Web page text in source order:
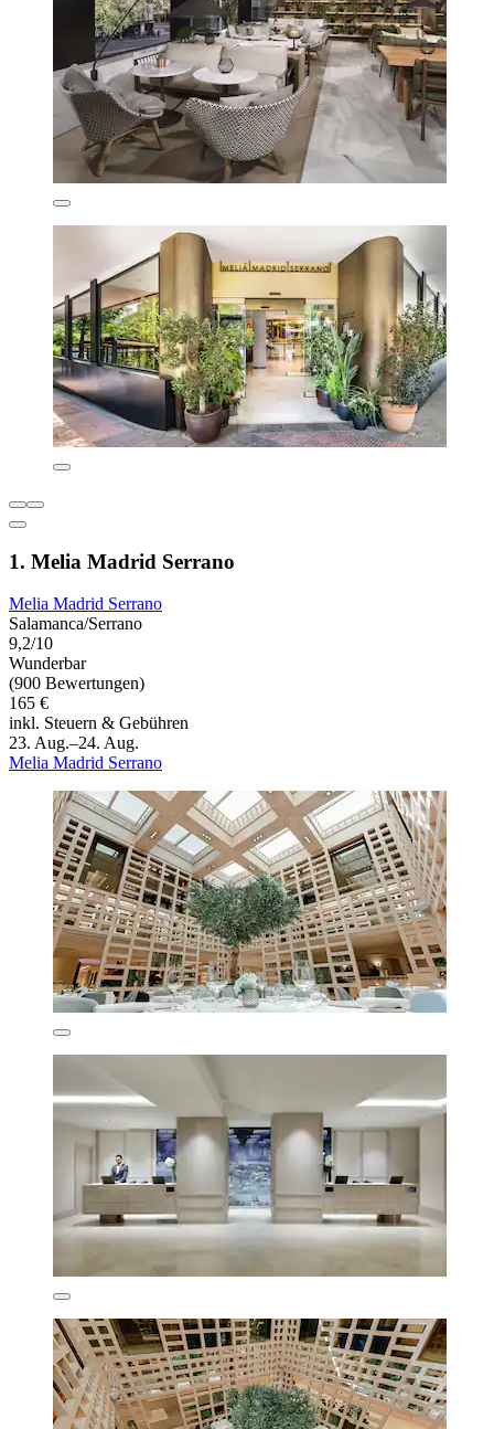
1. Melia Madrid Serrano
Melia Madrid Serrano
Salamanca/Serrano
9,2/10
Wunderbar
(900 Bewertungen)
165 €
inkl. Steuern & Gebühren
23. Aug.–24. Aug.
Melia Madrid Serrano